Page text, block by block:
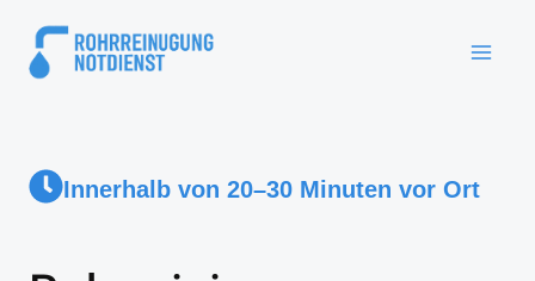
Innerhalb von 20–30 Minuten vor Ort